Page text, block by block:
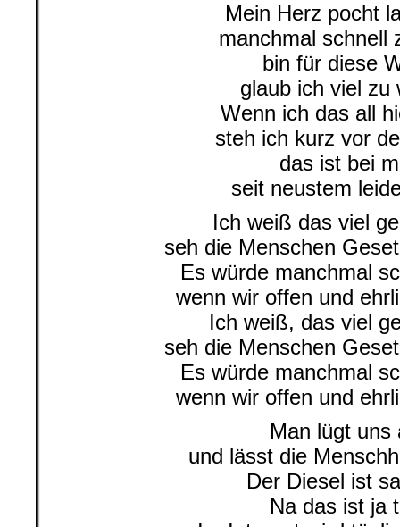
Mein Herz pocht
manchmal schnell
bin für diese
glaub ich viel zu
Wenn ich das all
steh ich kurz vor
das ist bei
seit neustem
Ich weiß das viel
seh die Menschen
Es würde manchmal
wenn wir offen und
Ich weiß, das viel
seh die Menschen
Es würde manchmal
wenn wir offen und
Man lügt uns
und lässt die
Der Diesel ist
Na das ist ja